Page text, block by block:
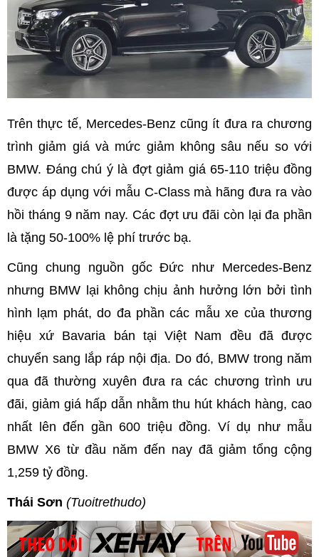
Trên thực tế, Mercedes-Benz cũng ít đưa ra chương
trình giảm giá và mức giảm không sâu nếu so với
BMW. Đáng chú ý là đợt giảm giá 65-110 triệu đồng
được áp dụng với mẫu C-Class mà hãng đưa ra vào
hồi tháng 9 năm nay. Các đợt ưu đãi còn lại đa phần
là tặng 50-100% lệ phí trước bạ.
Cũng chung nguồn gốc Đức như Mercedes-Benz
nhưng BMW lại không chịu ảnh hưởng lớn bởi tình
hình lạm phát, do đa phần các mẫu xe của thương
hiệu xứ Bavaria bán tại Việt Nam đều đã được
chuyển sang lắp ráp nội địa. Do đó, BMW trong năm
qua đã thường xuyên đưa ra các chương trình ưu
đãi, giảm giá hấp dẫn nhằm thu hút khách hàng, cao
nhất lên đến gần 600 triệu đồng. Ví dụ như mẫu
BMW X6 từ đầu năm đến nay đã giảm tổng cộng
1,259 tỷ đồng.
Thái Sơn (Tuoitrethudo)